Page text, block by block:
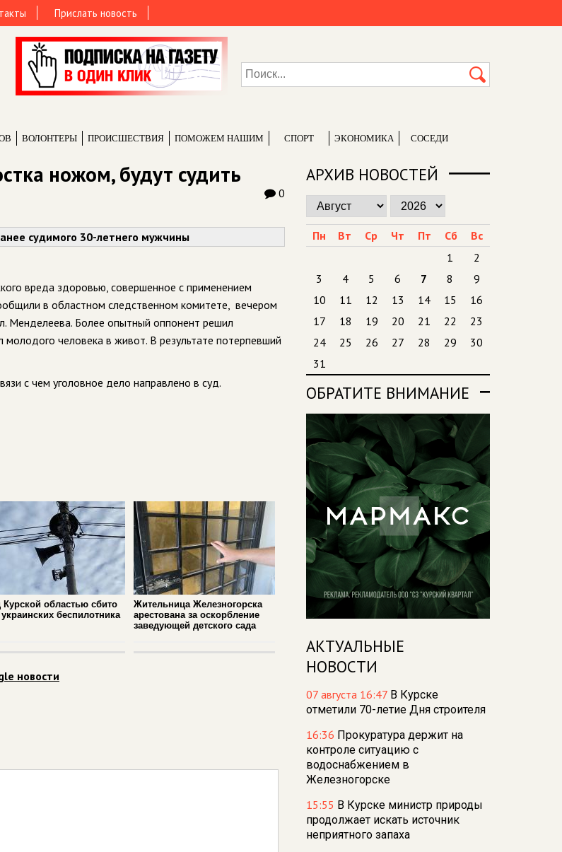
Прислать новость
ВОЛОНТЕРЫ ПРОИCШЕСТВИЯ ПОМОЖЕМ НАШИМ СПОРТ ЭКОНОМИКА СОСЕДИ
ножом, будут судить
0
судимого 30-летнего мужчины
вреда здоровью, совершенное с применением
в областном следственном комитете, вечером
Менделеева. Более опытный оппонент решил
человека в живот. В результате потерпевший
с чем уголовное дело направлено в суд.
Курской областью сбито
украинских беспилотника
Жительница Железногорска
арестована за оскорбление
заведующей детского сада
новости
АРХИВ НОВОСТЕЙ
Пн Вт Ср Чт Пт Сб
Вс
1
2
3
4 5 6 7 8
9
10
11 12 13 14 15
16
17
18 19 20 21 22
23
24
25 26 27 28 29
30
31
ОБРАТИТЕ ВНИМАНИЕ
АКТУАЛЬНЫЕ
НОВОСТИ
07 августа 16:47 В Курске
отметили 70-летие Дня строителя
16:36 Прокуратура держит на
контроле ситуацию с
водоснабжением в
Железногорске
15:55 В Курске министр природы
продолжает искать источник
неприятного запаха